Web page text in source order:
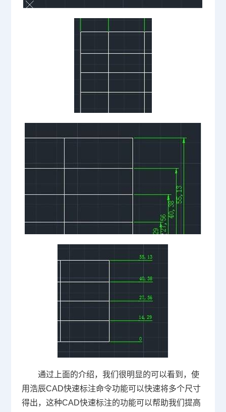
通过上面的介绍，我们很明显的可以看到，使
用浩辰CAD快速标注命令功能可以快速将多个尺寸
得出，这种CAD快速标注的功能可以帮助我们提高